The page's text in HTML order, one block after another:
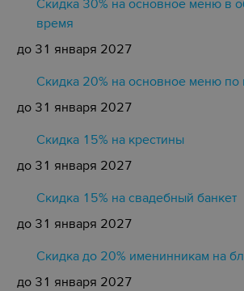
Скидка 30% на основное меню в
время
до 31 января 2027
Скидка 20% на основное меню по
до 31 января 2027
Скидка 15% на крестины
до 31 января 2027
Cкидка 15% на свадебный банкет
до 31 января 2027
Скидка до 20% именинникам на
до 31 января 2027